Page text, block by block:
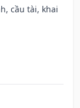
cầu tài, khai